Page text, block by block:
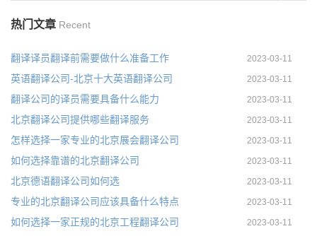
热门文章 Recent
翻译译员翻译前需要做什么准备工作 2023-03-11
英语翻译公司-北京十大英语翻译公司 2023-03-11
翻译公司的译员需要具备什么能力 2023-03-11
北京翻译公司提供哪些翻译服务 2023-03-11
怎样选择一家专业的北京展会翻译公司 2023-03-11
如何选择靠谱的北京翻译公司 2023-03-11
北京德语翻译公司如何选 2023-03-11
专业的北京翻译公司应该具备什么特点 2023-03-11
如何选择一家正规的北京工程翻译公司 2023-03-11